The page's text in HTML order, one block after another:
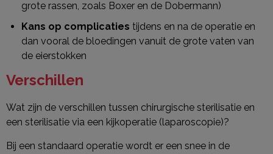
grote rassen, zoals Boxer en de Dobermann)
Kans op complicaties tijdens en na de operatie en
dan vooral de bloedingen vanuit de grote vaten van
de eierstokken
Verschillen
Wat zijn de verschillen tussen chirurgische sterilisatie en
een sterilisatie via een kijkoperatie (laparoscopie)?
Bij een standaard operatie wordt er een snee in de